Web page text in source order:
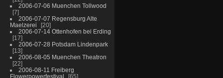
2006-07-06 Muenchen Tollwood
7
2006-07-07 Regensburg Alte
Maelzerei
20
2006-07-14 Ottenhofen bei Erding
17
2006-07-28 Potsdam Lindenpark
13
2006-08-05 Muenchen Theatron
22
2006-08-11 Freiberg
Flowerpowerfestival
65